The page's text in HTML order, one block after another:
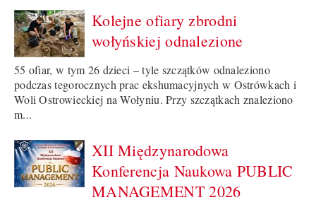
Kolejne ofiary zbrodni
wołyńskiej odnalezione
55 ofiar, w tym 26 dzieci – tyle szczątków odnaleziono
podczas tegorocznych prac ekshumacyjnych w Ostrówkach i
Woli Ostrowieckiej na Wołyniu. Przy szczątkach znaleziono
m...
XII Międzynarodowa
Konferencja Naukowa PUBLIC
MANAGEMENT 2026